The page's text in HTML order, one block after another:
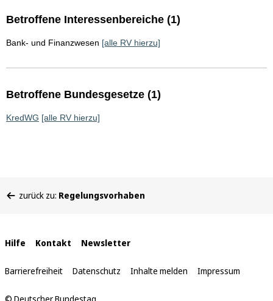
Betroffene Interessenbereiche (1)
Bank- und Finanzwesen [alle RV hierzu]
Betroffene Bundesgesetze (1)
KredWG [alle RV hierzu]
befinden
zurück zu: Regelungsvorhaben
Interne
Links
Hilfe Kontakt Newsletter
Barrierefreiheit Datenschutz Inhalte melden Impressum